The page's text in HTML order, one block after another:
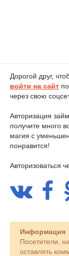
Дорогой друг,
войти на сайт
через свою
Авторизация
получите много
магия с
понравится!
Авторизоваться
Информация
Посетители,
оставлять